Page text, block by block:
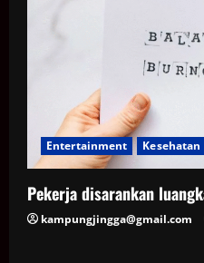
Entertainment Kesehatan
Pekerja disarankan
kampungjingga@gmail.com